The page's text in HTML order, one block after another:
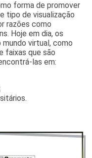
forma de promover
tipo de visualização
razões como
Hoje em dia, os
virtual, como
faixas que são
las em: